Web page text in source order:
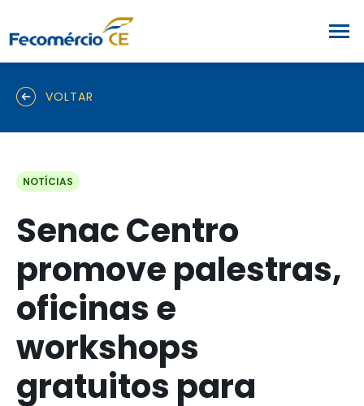
VOLTAR
NOTÍCIAS
Senac Centro
promove palestras,
oficinas e
workshops
gratuitos para